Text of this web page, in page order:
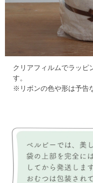
クリアフィルムでラッピ
す。
※リボンの色や形は予告